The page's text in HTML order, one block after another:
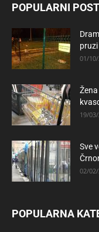
POPULARNI
01/
19/
Sve
02/
POPULARNA